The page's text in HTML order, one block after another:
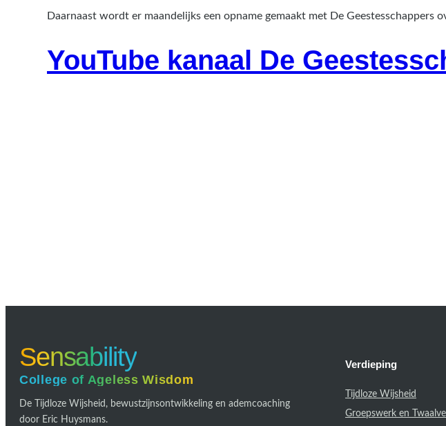
Daarnaast wordt er maandelijks een opname gemaakt met De Geestesschappers
YouTube kanaal De
Sensability
College of Ageless Wisdom
De Tijdloze Wijsheid, bewustzijnsontwikkeling en ademcoaching
door Eric Huysmans.
Verdieping
Tijdloze Wijsheid
Groepswerk en